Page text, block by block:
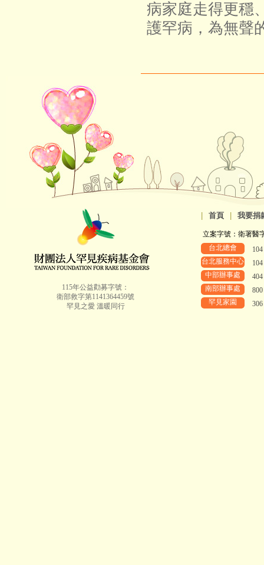
病家庭走得更穩
護罕病，為無聲
115年公益勸募字號：
衛部救字第1141364459號
罕見之愛 溫暖同行
首頁 我要捐
立案字號：衛署醫
台北總會
台北服務中心
中部辦事處
南部辦事處
罕見家園